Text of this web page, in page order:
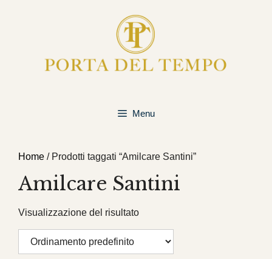
Menu
Home / Prodotti taggati “Amilcare Santini”
Amilcare Santini
Visualizzazione del risultato